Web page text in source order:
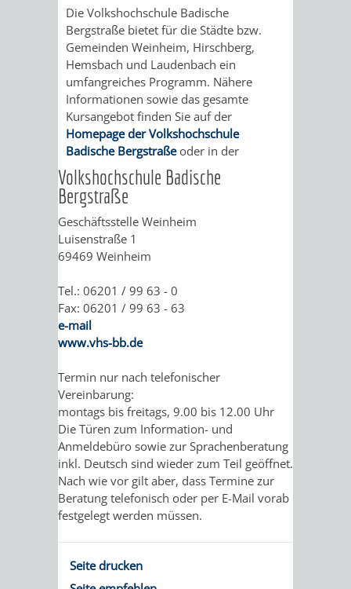
STADTPORTRAIT
WAPPENEHRENBÜRGER
REPORTAGEN
DER
IMAGEFILM
STADTGESCHICHTE
UND
ORGANISATIONEN
STÄDTEPARTNERSCHAFTEN
Die Volkshochschule Badische
Bergstraße bietet für die Städte bzw.
Gemeinden Weinheim, Hirschberg,
Hemsbach und Laudenbach ein
umfangreiches Programm. Nähere
Informationen sowie das gesamte
Kursangebot finden Sie auf der
Homepage der Volkshochschule
Badische Bergstraßeoder in der
Volkshochschule Badische
Bergstraße
Geschäftsstelle Weinheim
Luisenstraße 1
69469 Weinheim
Tel.: 06201 / 99 63 - 0
Fax: 06201 / 99 63 - 63
e-mail
www.vhs-bb.de
Termin nur nach telefonischer
Vereinbarung:
montags bis freitags, 9.00 bis 12.00 Uhr
Die Türen zum Information- und
Anmeldebüro sowie zur Sprachenberatung
inkl. Deutsch sind wieder zum Teil geöffnet.
Nach wie vor gilt aber, dass Termine zur
Beratung telefonisch oder per E-Mail vorab
festgelegt werden müssen.
Seite drucken